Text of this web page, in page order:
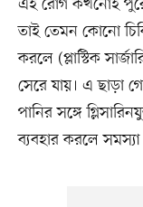
এই রোগ কখনোই
তাই তেমন কোনো
করলে (প্লাস্টিক
সেরে যায়। এ ছাড়া
পানির সঙ্গে
ব্যবহার করলে